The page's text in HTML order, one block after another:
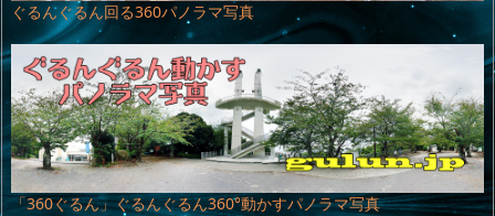
ぐるんぐるん回る360パノラマ写真
「360ぐるん」ぐるんぐるん360°動かすパノラマ写真